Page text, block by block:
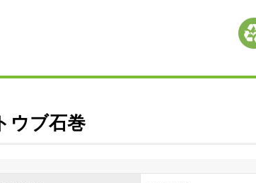
会
IR
企
新
ウブ石巻